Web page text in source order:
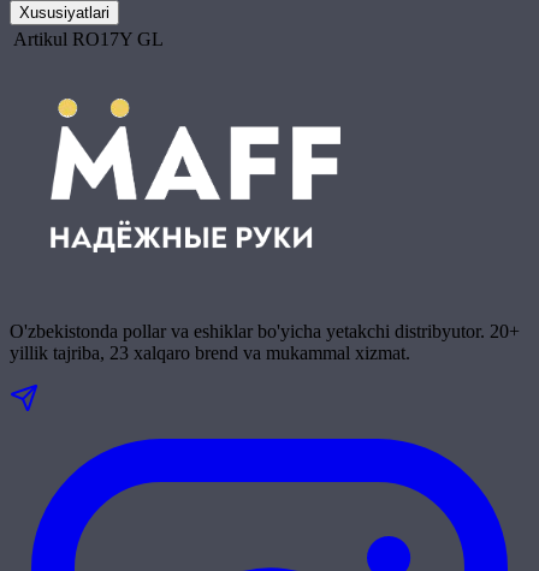
Xususiyatlari
Artikul RO17Y GL
O'zbekistonda pollar va eshiklar bo'yicha yetakchi distribyutor. 20+
yillik tajriba, 23 xalqaro brend va mukammal xizmat.